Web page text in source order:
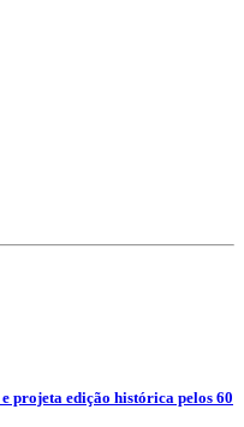
projeta edição histórica pelos 60